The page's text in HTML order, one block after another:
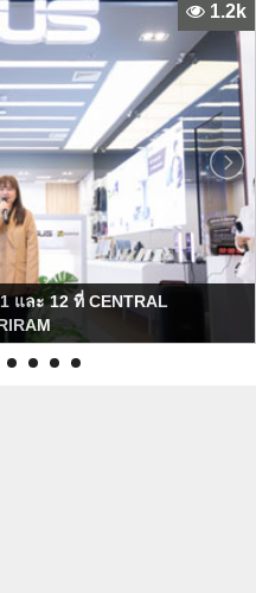
และ 12 ที่ CENTRAL
1.2k